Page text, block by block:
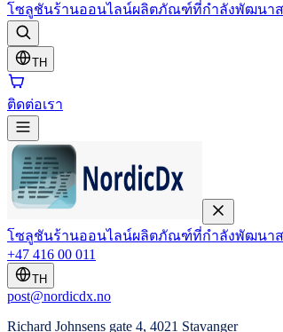
โซลูชันร้านออนไลน์ผลิตภัณฑ์ที่กำลังพัฒนา
TH
ติดต่อเรา
โซลูชันร้านออนไลน์ผลิตภัณฑ์ที่กำลังพัฒนา
+47 416 00 011
TH
post@nordicdx.no
Richard Johnsens gate 4, 4021 Stavanger